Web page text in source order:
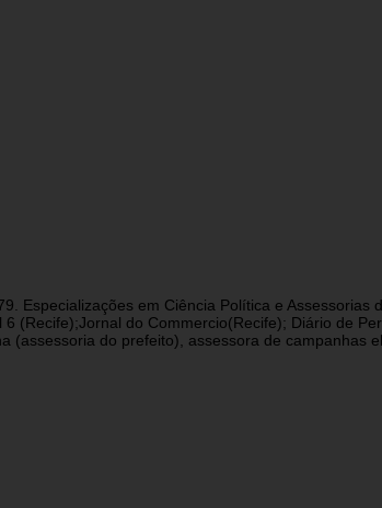
Especializações em Ciência Política e
do Commercio(Recife); Diário de
do prefeito), assessora de campanhas